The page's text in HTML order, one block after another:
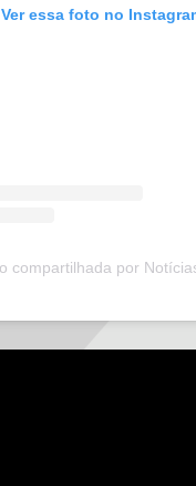
Ver essa foto no